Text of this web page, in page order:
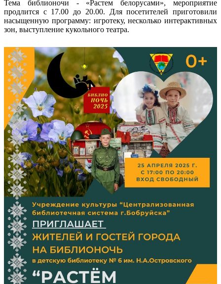
Тема библионочи - «Растем белорусами», мероприятие
продлится с 17.00 до 20.00. Для посетителей приготовили
насыщенную программу: игротеку, несколько интерактивных
зон, выступление кукольного театра.